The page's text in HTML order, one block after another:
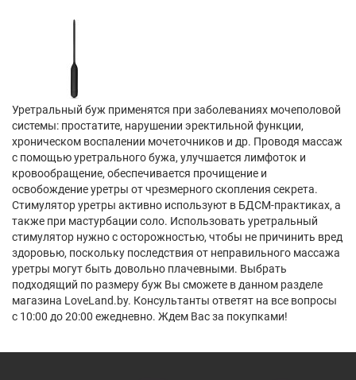
Уретральный буж применятся при заболеваниях мочеполовой
системы: простатите, нарушении эректильной функции,
хроническом воспалении мочеточников и др. Проводя массаж
с помощью уретрального бужа, улучшается лимфоток и
кровообращение, обеспечивается прочищение и
освобождение уретры от чрезмерного скопления секрета.
Стимулятор уретры активно используют в БДСМ-практиках, а
также при мастурбации соло. Использовать уретральный
стимулятор нужно с осторожностью, чтобы не причинить вред
здоровью, поскольку последствия от неправильного массажа
уретры могут быть довольно плачевными. Выбрать
подходящий по размеру буж Вы сможете в данном разделе
магазина LoveLand.by. Консультанты ответят на все вопросы
с 10:00 до 20:00 ежедневно. Ждем Вас за покупками!